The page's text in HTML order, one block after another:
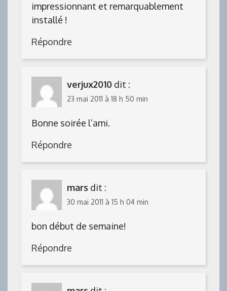
impressionnant et remarquablement
installé !
Répondre
verjux2010 dit :
23 mai 2011 à 18 h 50 min
Bonne soirée l’ami.
Répondre
mars dit :
30 mai 2011 à 15 h 04 min
bon début de semaine!
Répondre